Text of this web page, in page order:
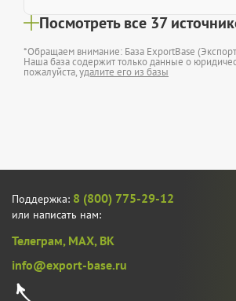
Посмотреть все 37
*Обращаем внимание: База ExportBase
Наша база содержит только данные о
пожалуйста,удалите его из базы
Поддержка: 8 (800) 775-29-12
или написать нам:
Телеграм, MAX, ВК
info@export-base.ru